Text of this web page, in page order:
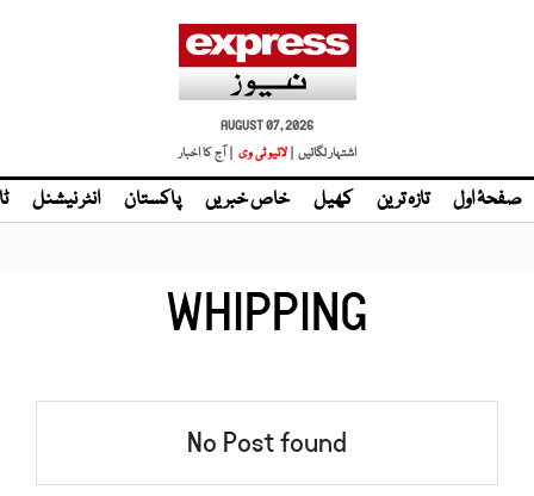
AUGUST 07, 2026
اشتہار لگائیں | لائیو ٹی وی | آج کا اخبار
صفحۂ اول تازہ ترین کھیل خاص خبریں پاکستان انٹر نیشنل
WHIPPING
No Post found